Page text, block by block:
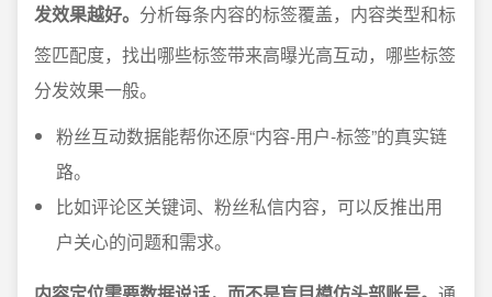
发效果越好。 分析每条内容的标签覆盖，内容类型和标
签匹配度，找出哪些标签带来高曝光高互动，哪些标签
分发效果一般。
粉丝互动数据能帮你还原“内容-用户-标签”的真实链
路。
比如评论区关键词、粉丝私信内容，可以反推出用
户关心的问题和需求。